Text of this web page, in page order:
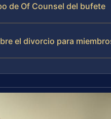
de Of Counsel del bufete
el divorcio para